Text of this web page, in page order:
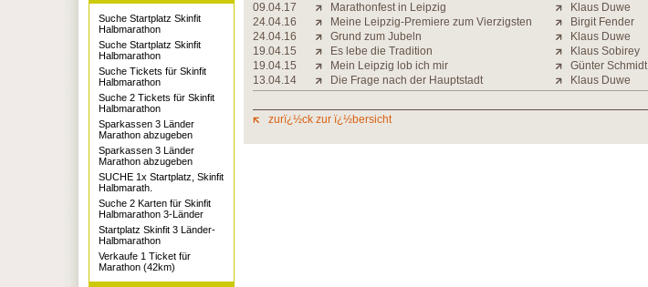
09.04.17
Marathonfest in Leipzig
Klaus Duwe
24.04.16
Meine Leipzig-Premiere zum Vierzigsten
Birgit Fender
24.04.16
Grund zum Jubeln
Klaus Duwe
19.04.15
Es lebe die Tradition
Klaus Sobirey
19.04.15
Mein Leipzig lob ich mir
Günter Schmidt
13.04.14
Die Frage nach der Hauptstadt Klaus Duwe
zurï¿½ck zur ï¿½bersicht
Suche Startplatz Skinfit
Halbmarathon
Suche Startplatz Skinfit
Halbmarathon
Suche Tickets für Skinfit
Halbmarathon
Suche 2 Tickets für Skinfit
Halbmarathon
Sparkassen 3 Länder
Marathon abzugeben
Sparkassen 3 Länder
Marathon abzugeben
SUCHE 1x Startplatz, Skinfit
Halbmarath.
Suche 2 Karten für Skinfit
Halbmarathon 3-Länder
Startplatz Skinfit 3 Länder-
Halbmarathon
Verkaufe 1 Ticket für
Marathon (42km)